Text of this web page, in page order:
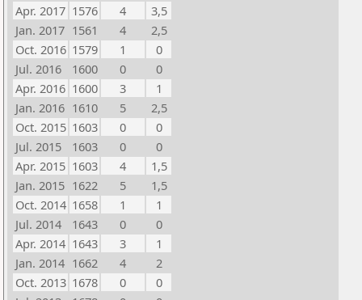
Apr. 2017 1576 4
3,5
Jan. 2017 1561 4
2,5
Oct. 2016 1579 1
0
Jul. 2016
1600 0
0
Apr. 2016 1600 3
1
Jan. 2016 1610 5
2,5
Oct. 2015 1603 0
0
Jul. 2015
1603 0
0
Apr. 2015 1603 4
1,5
Jan. 2015 1622 5
1,5
Oct. 2014 1658 1
1
Jul. 2014
1643 0
0
Apr. 2014 1643 3
1
Jan. 2014 1662 4
2
Oct. 2013 1678 0
0